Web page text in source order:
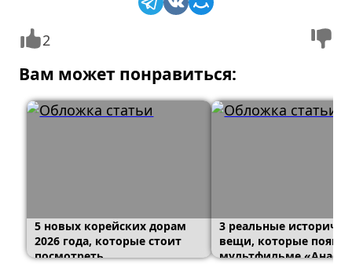
2
Вам может понравиться:
5 новых корейских дорам
2026 года, которые стоит
посмотреть
3 реальные
вещи, которые
мультфильме